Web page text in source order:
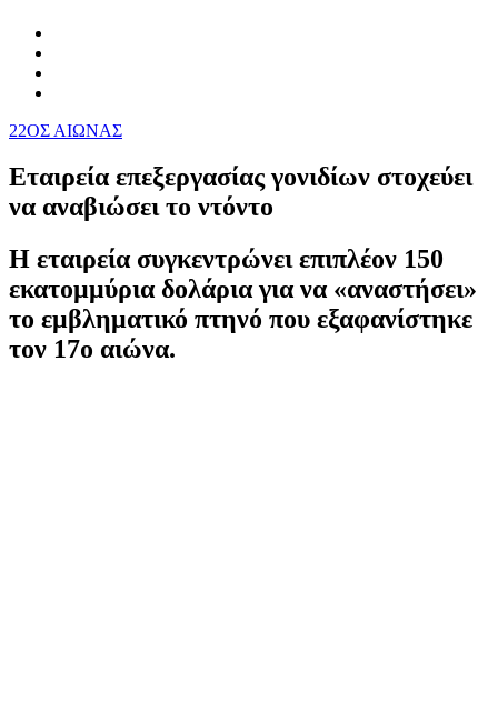
22ΟΣ ΑΙΩΝΑΣ
Εταιρεία επεξεργασίας γονιδίων στοχεύει
να αναβιώσει το ντόντο
Η εταιρεία συγκεντρώνει επιπλέον 150
εκατομμύρια δολάρια για να «αναστήσει»
το εμβληματικό πτηνό που εξαφανίστηκε
τον 17ο αιώνα.